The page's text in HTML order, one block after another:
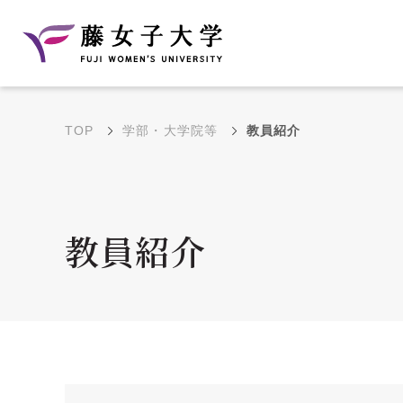
学部・学科の教育目的
大学院の教育目的
TOP 学部・大学院等 教員紹介
教員紹介